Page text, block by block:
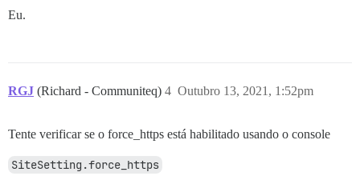
Eu.
RGJ (Richard - Communiteq) Outubro 13, 2021, 1:52pm
4
Tente verificar se o force_https está habilitado usando o console
SiteSetting.force_https